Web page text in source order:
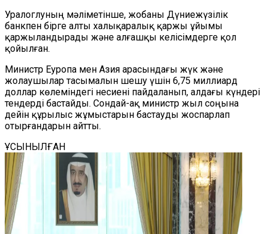
Уралоглуның мәліметінше, жобаны Дүниежүзілік
банкпен бірге алты халықаралық қаржы ұйымы
қаржыландырады және алғашқы келісімдерге қол
қойылған.
Министр Еуропа мен Азия арасындағы жүк және
жолаушылар тасымалын шешу үшін 6,75 миллиард
доллар көлеміндегі несиені пайдаланып, алдағы күндері
тендерді бастайды. Сондай-ақ министр жыл соңына
дейін құрылыс жұмыстарын бастауды жоспарлап
отырғандарын айтты.
ҰСЫНЫЛҒАН